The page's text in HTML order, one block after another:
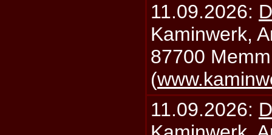
11.09.2026:
Kaminwerk,
87700
(
11.09.2026: